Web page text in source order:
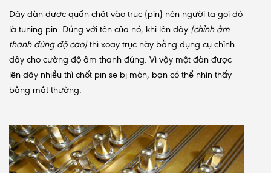
Dây đàn được quấn chặt vào trục (pin) nên người ta gọi đó
là tuning pin. Đúng với tên của nó, khi lên dây (chỉnh âm
thanh đúng độ cao)thì xoay trục này bằng dụng cụ chỉnh
dây cho cường độ âm thanh đúng. Vì vậy một đàn được
lên dây nhiều thì chốt pin sẽ bị mòn, bạn có thể nhìn thấy
bằng mắt thường.